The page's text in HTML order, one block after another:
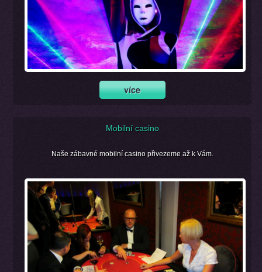
Mobilní casino
Naše zábavné mobilní casino přivezeme až k Vám.